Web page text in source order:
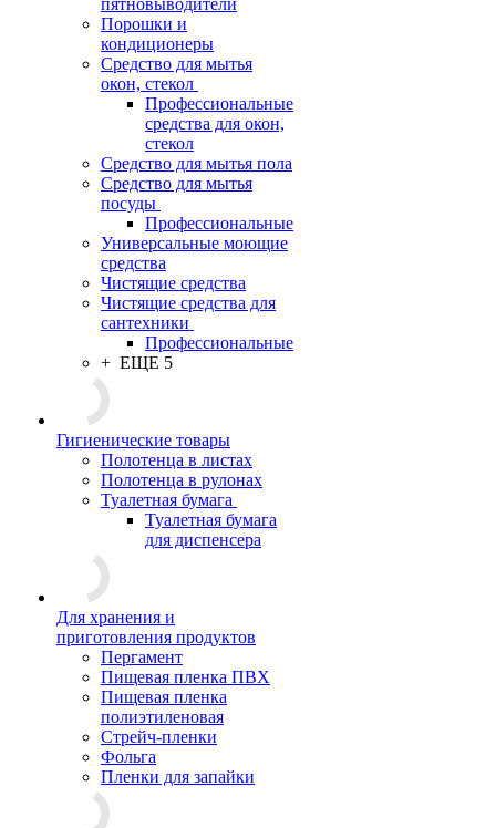
пятновыводители
Порошки и
кондиционеры
Средство для мытья
окон, стекол
Профессиональные
средства для окон,
стекол
Средство для мытья пола
Средство для мытья
посуды
Профессиональные
Универсальные моющие
средства
Чистящие средства
Чистящие средства для
сантехники
Профессиональные
+ ЕЩЕ 5
Гигиенические товары
Полотенца в листах
Полотенца в рулонах
Туалетная бумага
Туалетная бумага
для диспенсера
Для хранения и
приготовления продуктов
Пергамент
Пищевая пленка ПВХ
Пищевая пленка
полиэтиленовая
Стрейч-пленки
Фольга
Пленки для запайки